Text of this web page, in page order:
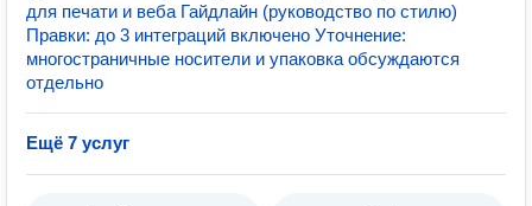
для печати и веба Гайдлайн (руководство по стилю)
Правки: до 3 интеграций включено Уточнение:
многостраничные носители и упаковка обсуждаются
отдельно
Ещё 7 услуг